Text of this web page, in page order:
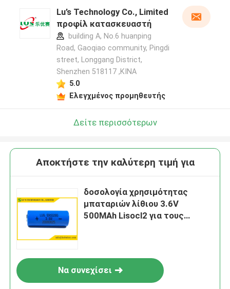
Lu’s Technology Co., Limited
προφίλ κατασκευαστή
building A, No.6 huanping
Road, Gaoqiao community, Pingdi
street, Longgang District,
Shenzhen 518117 ,ΚΙΝΑ
5.0
Ελεγχμένος προμηθευτής
Δείτε περισσότερων
Αποκτήστε την καλύτερη τιμή για
δοσολογία χρησιμότητας
μπαταριών λίθιου 3.6V
500MAh Lisocl2 για τους
Να συνεχίσει